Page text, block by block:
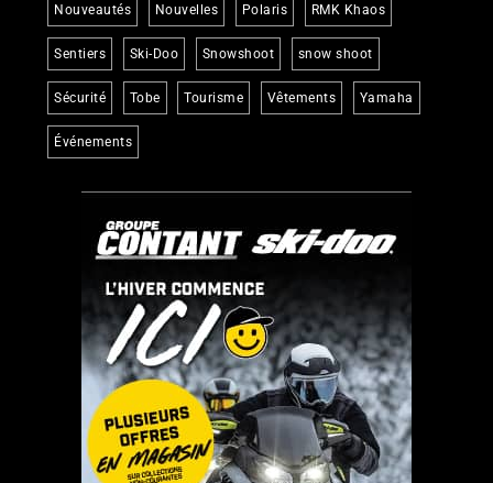
Nouveautés Nouvelles Polaris RMK Khaos
Sentiers Ski-Doo Snowshoot snow shoot
Sécurité Tobe Tourisme Vêtements Yamaha
Événements